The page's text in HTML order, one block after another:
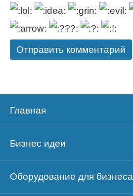
Главная
Бизнес идеи
Оборудование для бизнеса